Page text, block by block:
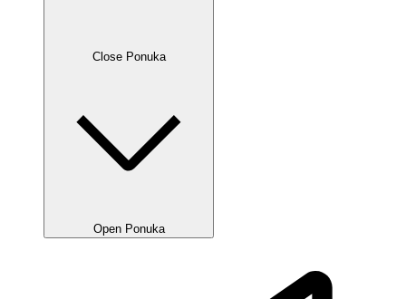
Close Ponuka
Open Ponuka